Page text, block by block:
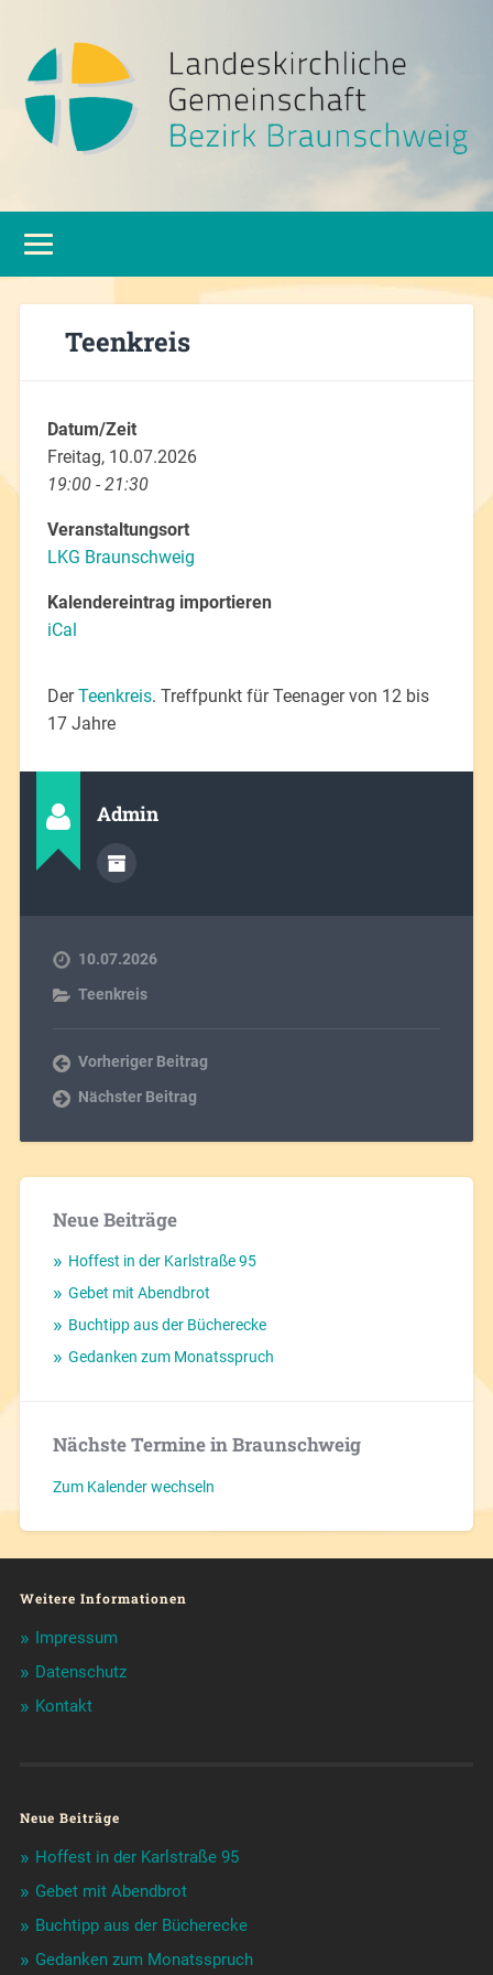
Teenkreis
Datum/Zeit
Freitag, 10.07.2026
19:00 - 21:30
Veranstaltungsort
LKG Braunschweig
Kalendereintrag importieren
iCal
DerTeenkreis. Treffpunkt für Teenager von 12 bis
17 Jahre
Admin
10.07.2026
Teenkreis
Vorheriger Beitrag
Nächster Beitrag
Neue Beiträge
Hoffest in der Karlstraße 95
Gebet mit Abendbrot
Buchtipp aus der Bücherecke
Gedanken zum Monatsspruch
Nächste Termine in Braunschweig
Zum Kalender wechseln
Weitere Informationen
Impressum
Datenschutz
Kontakt
Neue Beiträge
Hoffest in der Karlstraße 95
Gebet mit Abendbrot
Buchtipp aus der Bücherecke
Gedanken zum Monatsspruch